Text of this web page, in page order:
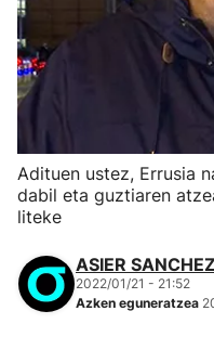
Adituen ustez, Errusia
dabil eta guztiaren
liteke
ASIER
2022/01/21 - 21:52
Azken eguneratzea